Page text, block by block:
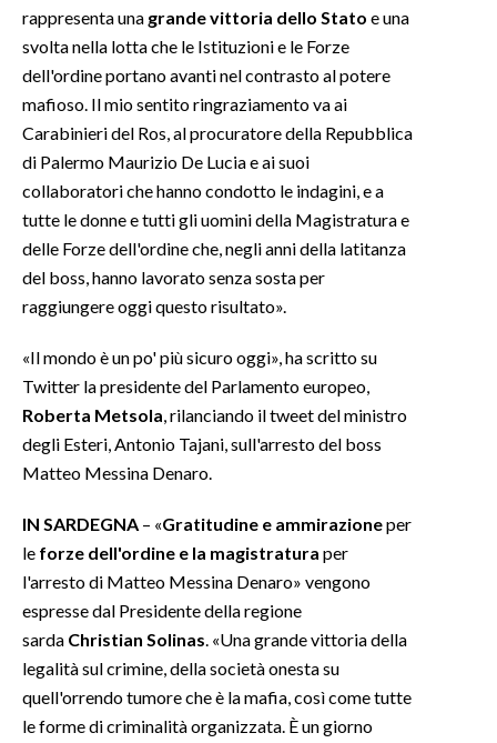
rappresenta una grande vittoria dello Stato e una
svolta nella lotta che le Istituzioni e le Forze
dell'ordine portano avanti nel contrasto al potere
mafioso. Il mio sentito ringraziamento va ai
Carabinieri del Ros, al procuratore della Repubblica
di Palermo Maurizio De Lucia e ai suoi
collaboratori che hanno condotto le indagini, e a
tutte le donne e tutti gli uomini della Magistratura e
delle Forze dell'ordine che, negli anni della latitanza
del boss, hanno lavorato senza sosta per
raggiungere oggi questo risultato».
«Il mondo è un po' più sicuro oggi», ha scritto su
Twitter la presidente del Parlamento europeo,
Roberta Metsola, rilanciando il tweet del ministro
degli Esteri, Antonio Tajani, sull'arresto del boss
Matteo Messina Denaro.
IN SARDEGNA – «Gratitudine e ammirazioneper
le forze dell'ordine e la magistratura per
l'arresto di Matteo Messina Denaro» vengono
espresse dal Presidente della regione
sarda Christian Solinas. «Una grande vittoria della
legalità sul crimine, della società onesta su
quell'orrendo tumore che è la mafia, così come tutte
le forme di criminalità organizzata. È un giorno